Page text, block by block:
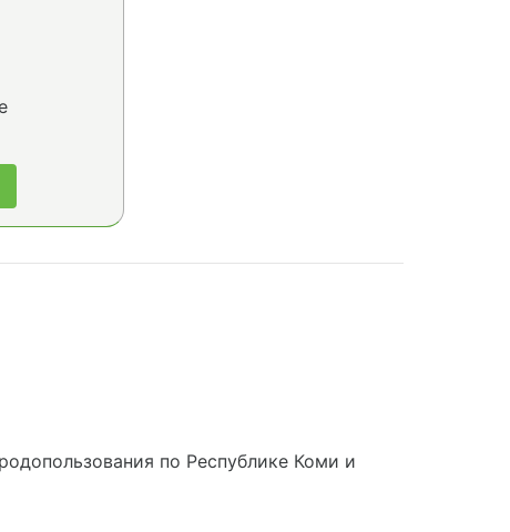
по Республике Коми и